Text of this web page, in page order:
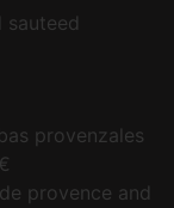
sauteed
provenzales
provence and